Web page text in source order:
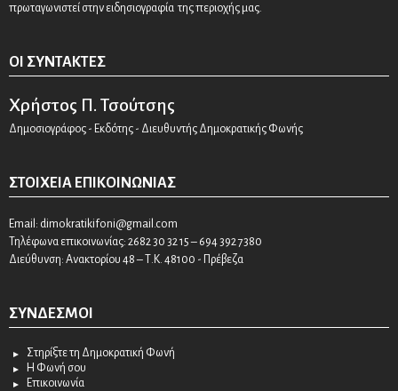
πρωταγωνιστεί στην ειδησιογραφία της περιοχής μας.
ΟΙ ΣΥΝΤΆΚΤΕΣ
Χρήστος Π. Τσούτσης
Δημοσιογράφος - Εκδότης - Διευθυντής Δημοκρατικής Φωνής
ΣΤΟΙΧΕΊΑ ΕΠΙΚΟΙΝΩΝΊΑΣ
Email: dimokratikifoni@gmail.com
Τηλέφωνα επικοινωνίας: 2682 30 32 15 – 694 392 7380
Διεύθυνση: Ανακτορίου 48 – Τ.Κ. 48100 - Πρέβεζα
ΣΎΝΔΕΣΜΟΙ
Στηρίξτε τη Δημοκρατική Φωνή
Η Φωνή σου
Επικοινωνία